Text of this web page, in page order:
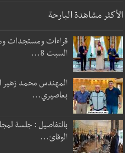
الأكثر مشاهدة البارحة
قراءات ومستجدات
السبت 8...
المهندس محمد زهير
بعاصيري...
بالتفاصيل : جلسة
الوقائ...